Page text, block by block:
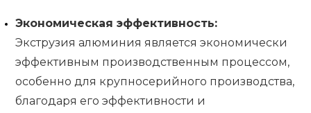
Экономическая эффективность:
Экструзия алюминия является экономически
эффективным производственным процессом,
особенно для крупносерийного производства,
благодаря его эффективности и